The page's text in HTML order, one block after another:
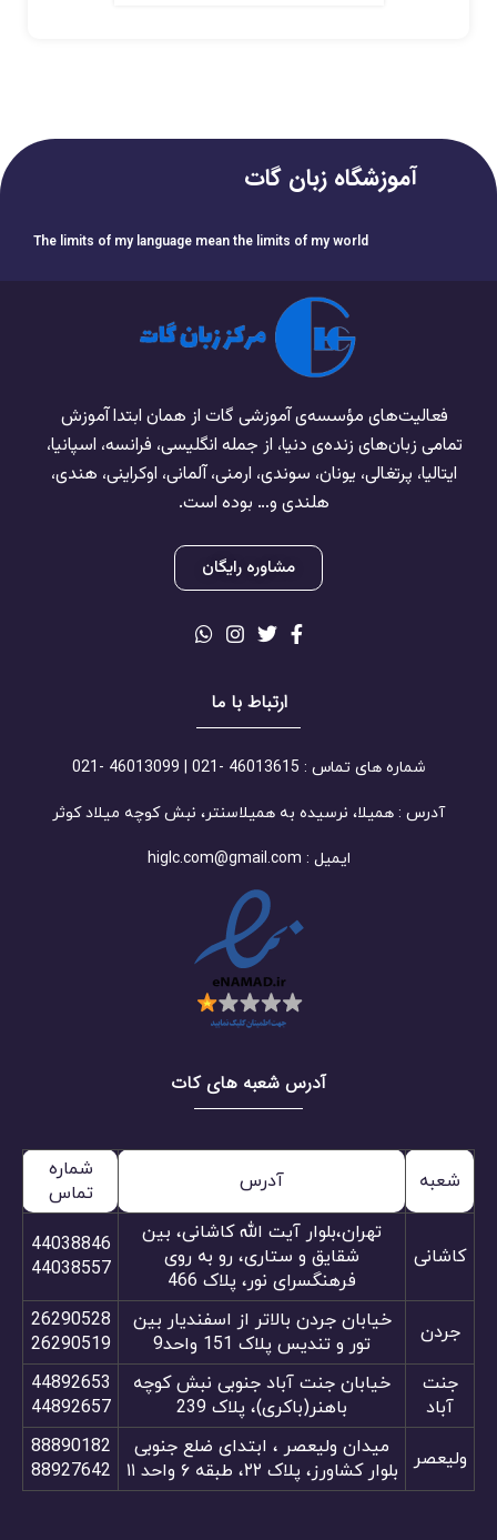
آموزشگاه زبان گات
The limits of my language mean the limits of my world
فعالیت‌های مؤسسه‌ی آموزشی گات از همان ابتدا آموزش
تمامی زبان‌های زنده‌ی دنیا، از جمله انگلیسی، فرانسه، اسپانیا،
ایتالیا، پرتغالی، یونان، سوندی، ارمنی، آلمانی، اوکراینی، هندی،
هلندی و… بوده است.
مشاوره رایگان
ارتباط با ما
شماره های تماس : 46013615 -021 | 46013099 -021
آدرس : همیلا، نرسیده به همیلاسنتر، نبش کوچه میلاد کوثر
ایمیل : higlc.com@gmail.com
آدرس شعبه های کات
شعبه آدرس
شماره
تماس
کاشانی
تهران،بلوار آیت الله کاشانی، بین
شقایق و ستاری، رو به روی
فرهنگسرای نور، پلاک 466
44038846
44038557
جردن
خیابان جردن بالاتر از اسفندیار بین
تور و تندیس پلاک 151 واحد9
26290528
26290519
جنت
آباد
خیابان جنت آباد جنوبی نبش کوچه
باهنر(باکری)، پلاک 239
44892653
44892657
ولیعصر
میدان ولیعصر ، ابتدای ضلع جنوبی
بلوار کشاورز، پلاک ۲۲، طبقه ۶ واحد ۱۱
88890182
88927642